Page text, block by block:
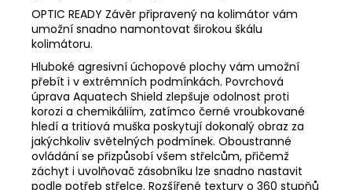
OPTIC READY Závěr připravený na kolimátor vám
umožní snadno namontovat širokou škálu
kolimátoru.
Hluboké agresivní úchopové plochy vám umožní
přebít i v extrémních podmínkách. Povrchová
úprava Aquatech Shield zlepšuje odolnost proti
korozi a chemikáliím, zatímco černé vroubkované
hledí a tritiová muška poskytují dokonalý obraz za
jakýchkoliv světelných podmínek. Oboustranné
ovládání se přizpůsobí všem střelcům, přičemž
záchyt i uvolňovač zásobníku lze snadno nastavit
podle potřeb střelce. Rozšířené textury o 360 stupňů